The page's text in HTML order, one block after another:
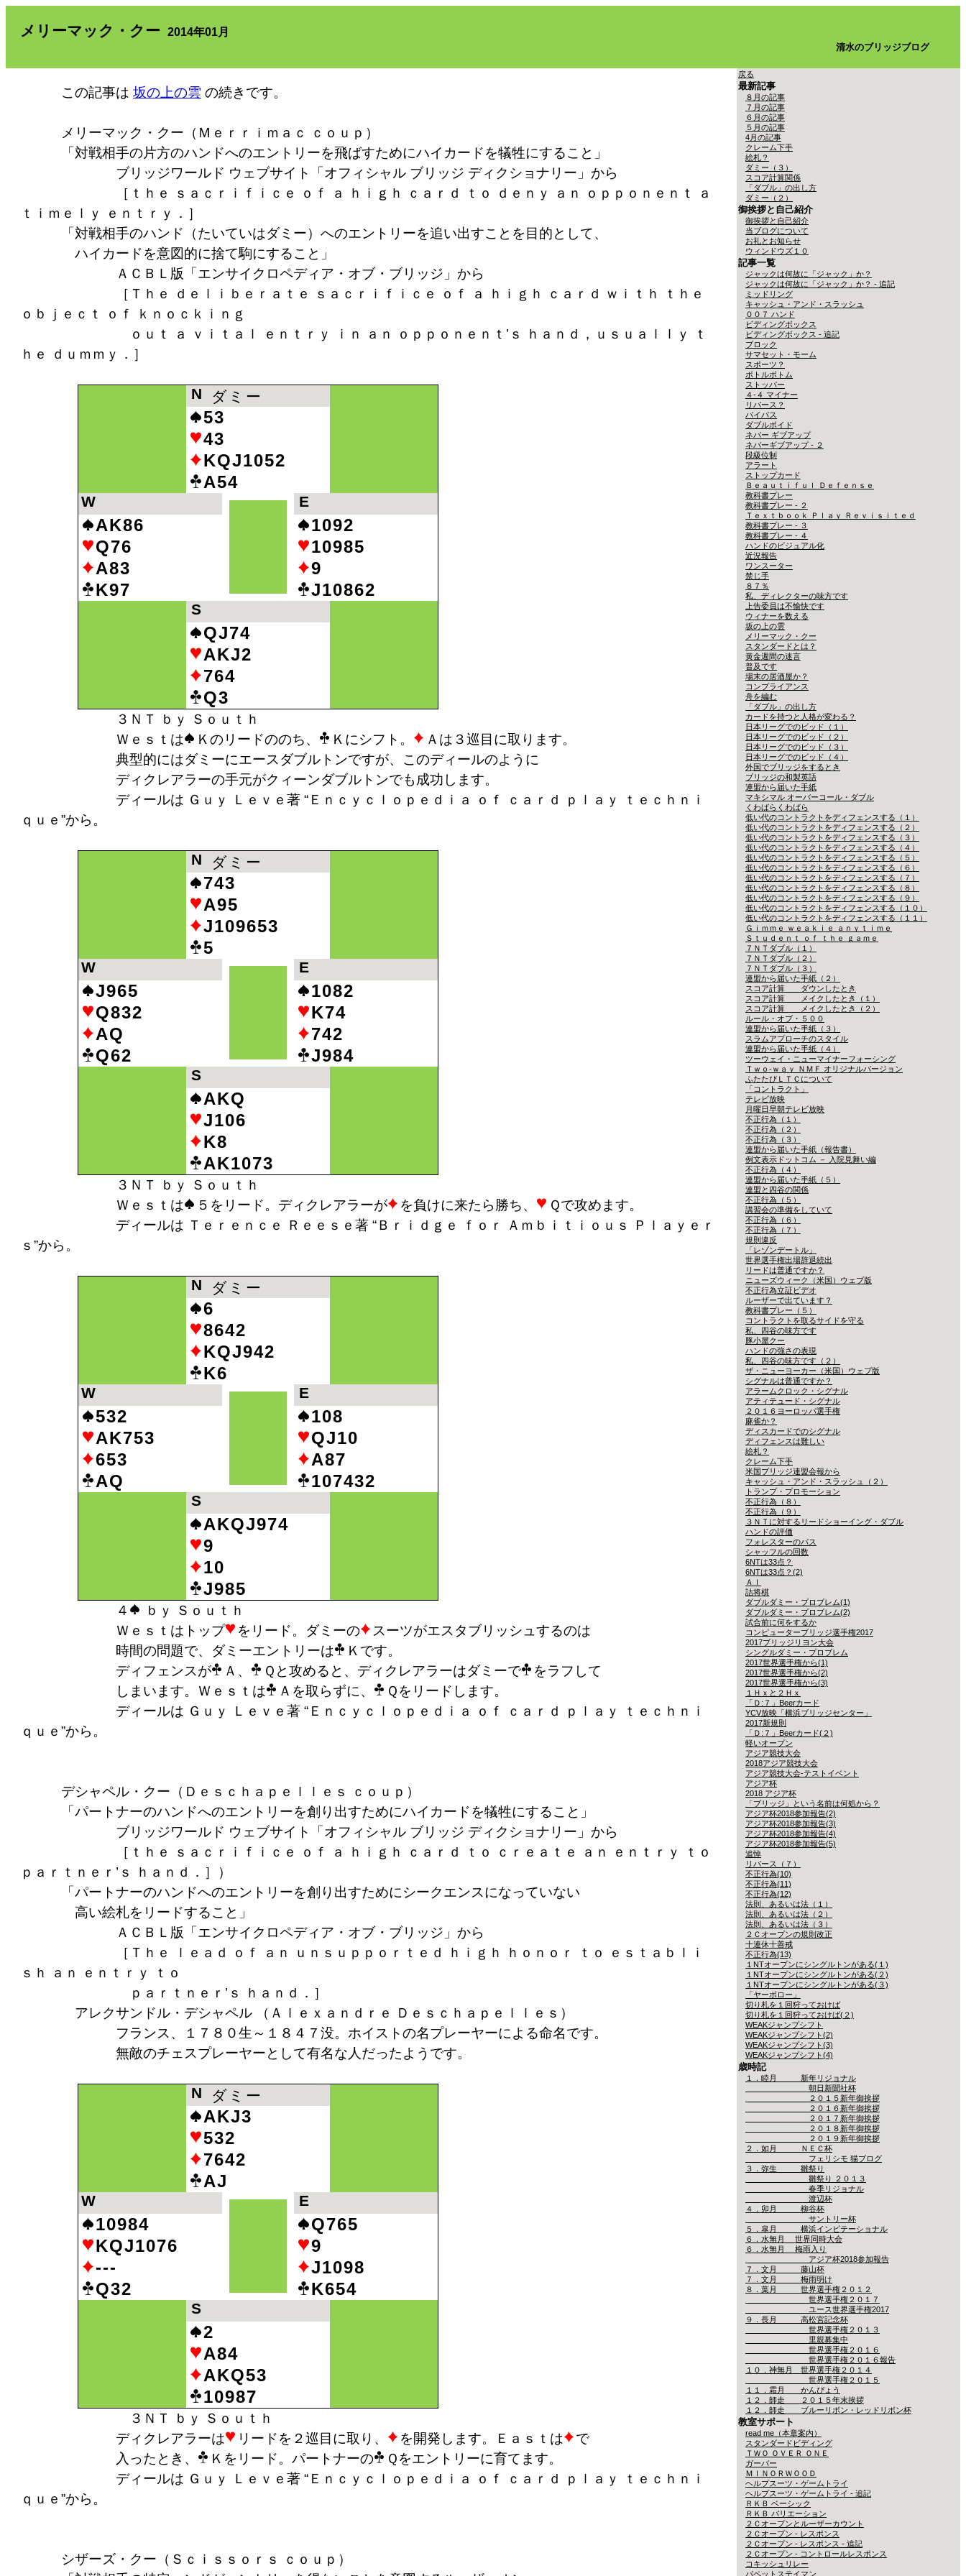
メリーマック・クー 2014年01月
清水のブリッジブログ
この記事は 坂の上の雲 の続きです。
メリーマック・クー（Ｍｅｒｒｉｍａｃ ｃｏｕｐ）
「対戦相手の片方のハンドへのエントリーを飛ばすためにハイカードを犠牲にすること」
ブリッジワールド ウェブサイト「オフィシャル ブリッジ ディクショナリー」から
［ｔｈｅ ｓａｃｒｉｆｉｃｅ ｏｆ ａ ｈｉｇｈ ｃａｒｄ ｔｏ ｄｅｎｙ ａｎ ｏｐｐｏｎｅｎｔ ａ
ｔｉｍｅｌｙ ｅｎｔｒｙ．］
「対戦相手のハンド（たいていはダミー）へのエントリーを追い出すことを目的として、
ハイカードを意図的に捨て駒にすること」
ＡＣＢＬ版「エンサイクロペディア・オブ・ブリッジ」から
［Ｔｈｅ ｄｅｌｉｂｅｒａｔｅ ｓａｃｒｉｆｉｃｅ ｏｆ ａ ｈｉｇｈ ｃａｒｄ ｗｉｔｈ ｔｈｅ
ｏｂｊｅｃｔ ｏｆ ｋｎｏｃｋｉｎｇ
ｏｕｔ ａ ｖｉｔａｌ ｅｎｔｒｙ ｉｎ ａｎ ｏｐｐｏｎｅｎｔ’ｓ ｈａｎｄ，ｕｓｕａｌｌｙ ｔ
ｈｅ ｄｕｍｍｙ．］
W
AK86
Q76
A83
K97
N ダミー
53
43
KQJ1052
A54
E
1092
10985
9
J10862
S
QJ74
AKJ2
764
Q3
３ＮＴ ｂｙ Ｓｏｕｔｈ
Ｗｅｓｔは
Ｋのリードののち、 Ｋにシフト。
Ａは３巡目に取ります。
典型的にはダミーにエースダブルトンですが、このディールのように
ディクレアラーの手元がクィーンダブルトンでも成功します。
ディールは Ｇｕｙ Ｌｅｖｅ著 “Ｅｎｃｙｃｌｏｐｅｄｉａ ｏｆ ｃａｒｄ ｐｌａｙ ｔｅｃｈｎｉ
ｑｕｅ”から。
W
J965
Q832
AQ
Q62
N ダミー
743
A95
J109653
5
E
1082
K74
742
J984
S
AKQ
J106
K8
AK1073
３ＮＴ ｂｙ Ｓｏｕｔｈ
Ｗｅｓｔは
５をリード。ディクレアラーが を負けに来たら勝ち、
Ｑで攻めます。
ディールは Ｔｅｒｅｎｃｅ Ｒｅｅｓｅ著 “Ｂｒｉｄｇｅ ｆｏｒ Ａｍｂｉｔｉｏｕｓ Ｐｌａｙｅｒ
ｓ”から。
W
532
AK753
653
AQ
N ダミー
6
8642
KQJ942
K6
E
108
QJ10
A87
107432
S
AKQJ974
9
10
J985
４
ｂｙ Ｓｏｕｔｈ
Ｗｅｓｔはトップ
をリード。ダミーの
スーツがエスタブリッシュするのは
時間の問題で、ダミーエントリーは
Ｋです。
ディフェンスが
Ａ、 Ｑと攻めると、ディクレアラーはダミーで
をラフして
しまいます。Ｗｅｓｔは
Ａを取らずに、
Ｑをリードします。
ディールは Ｇｕｙ Ｌｅｖｅ著 “Ｅｎｃｙｃｌｏｐｅｄｉａ ｏｆ ｃａｒｄ ｐｌａｙ ｔｅｃｈｎｉ
ｑｕｅ”から。
デシャペル・クー（Ｄｅｓｃｈａｐｅｌｌｅｓ ｃｏｕｐ）
「パートナーのハンドへのエントリーを創り出すためにハイカードを犠牲にすること」
ブリッジワールド ウェブサイト「オフィシャル ブリッジ ディクショナリー」から
［ｔｈｅ ｓａｃｒｉｆｉｃｅ ｏｆ ａ ｈｉｇｈ ｃａｒｄ ｔｏ ｃｒｅａｔｅ ａｎ ｅｎｔｒｙ ｔｏ
ｐａｒｔｎｅｒ’ｓ ｈａｎｄ．］）
「パートナーのハンドへのエントリーを創り出すためにシークエンスになっていない
高い絵札をリードすること」
ＡＣＢＬ版「エンサイクロペディア・オブ・ブリッジ」から
［Ｔｈｅ ｌｅａｄ ｏｆ ａｎ ｕｎｓｕｐｐｏｒｔｅｄ ｈｉｇｈ ｈｏｎｏｒ ｔｏ ｅｓｔａｂｌｉ
ｓｈ ａｎ ｅｎｔｒｙ ｔｏ
ｐａｒｔｎｅｒ’ｓ ｈａｎｄ．］
アレクサンドル・デシャペル （Ａｌｅｘａｎｄｒｅ Ｄｅｓｃｈａｐｅｌｌｅｓ）
フランス、１７８０生～１８４７没。ホイストの名プレーヤーによる命名です。
無敵のチェスプレーヤーとして有名な人だったようです。
W
10984
KQJ1076
---
Q32
N ダミー
AKJ3
532
7642
AJ
E
Q765
9
J1098
K654
S
2
A84
AKQ53
10987
３ＮＴ ｂｙ Ｓｏｕｔｈ
ディクレアラーは
リードを２巡目に取り、 を開発します。Ｅａｓｔは
で
入ったとき、
Ｋをリード。パートナーの
Ｑをエントリーに育てます。
ディールは Ｇｕｙ Ｌｅｖｅ著 “Ｅｎｃｙｃｌｏｐｅｄｉａ ｏｆ ｃａｒｄ ｐｌａｙ ｔｅｃｈｎｉ
ｑｕｅ”から。
シザーズ・クー（Ｓｃｉｓｓｏｒｓ ｃｏｕｐ）
戻る
最新記事
８月の記事
７月の記事
６月の記事
５月の記事
4月の記事
クレーム下手
絵札？
ダミー（３）
スコア計算関係
「ダブル」の出し方
ダミー（２）
御挨拶と自己紹介
御挨拶と自己紹介
当ブログについて
お礼とお知らせ
ウィンドウズ１０
記事一覧
ジャックは何故に「ジャック」か？
ジャックは何故に「ジャック」か？ - 追記
ミッドリング
キャッシュ・アンド・スラッシュ
００７ ハンド
ビディングボックス
ビディングボックス - 追記
ブロック
サマセット・モーム
スポーツ？
ボトルボトム
ストッパー
４-４ マイナー
リバース？
バイパス
ダブルボイド
ネバー ギブアップ
ネバーギブアップ - ２
段級位制
アラート
ストップカード
Ｂｅａｕｔｉｆｕｌ Ｄｅｆｅｎｓｅ
教科書プレー
教科書プレー - ２
Ｔｅｘｔｂｏｏｋ Ｐｌａｙ Ｒｅｖｉｓｉｔｅｄ
教科書プレー - ３
教科書プレー - ４
ハンドのビジュアル化
近況報告
ワンスーター
禁じ手
８７％
私、ディレクターの味方です
上告委員は不愉快です
ウィナーを数える
坂の上の雲
メリーマック・クー
スタンダードとは？
黄金週間の迷言
普及です
場末の居酒屋か？
コンプライアンス
舟を編む
「ダブル」の出し方
カードを持つと人格が変わる？
日本リーグでのビッド（１）
日本リーグでのビッド（２）
日本リーグでのビッド（３）
日本リーグでのビッド（４）
外国でブリッジをするとき
ブリッジの和製英語
連盟から届いた手紙
マキシマル オーバーコール・ダブル
くわばらくわばら
低い代のコントラクトをディフェンスする（１）
低い代のコントラクトをディフェンスする（２）
低い代のコントラクトをディフェンスする（３）
低い代のコントラクトをディフェンスする（４）
低い代のコントラクトをディフェンスする（５）
低い代のコントラクトをディフェンスする（６）
低い代のコントラクトをディフェンスする（７）
低い代のコントラクトをディフェンスする（８）
低い代のコントラクトをディフェンスする（９）
低い代のコントラクトをディフェンスする（１０）
低い代のコントラクトをディフェンスする（１１）
Ｇｉｍｍｅ ｗｅａｋｉｅ ａｎｙｔｉｍｅ
Ｓｔｕｄｅｎｔ ｏｆ ｔｈｅ ｇａｍｅ
７ＮＴダブル（１）
７ＮＴダブル（２）
７ＮＴダブル（３）
連盟から届いた手紙（２）
スコア計算 ダウンしたとき
スコア計算 メイクしたとき（１）
スコア計算 メイクしたとき（２）
ルール・オブ・５００
連盟から届いた手紙（３）
スラムアプローチのスタイル
連盟から届いた手紙（４）
ツーウェイ・ニューマイナーフォーシング
Ｔｗｏ-ｗａｙ ＮＭＦ オリジナルバージョン
ふたたびＬＴＣについて
「コントラクト」
テレビ放映
月曜日早朝テレビ放映
不正行為（１）
不正行為（２）
不正行為（３）
連盟から届いた手紙（報告書）
例文表示ドットコム － 入院見舞い編
不正行為（４）
連盟から届いた手紙（５）
連盟と四谷の関係
不正行為（５）
講習会の準備をしていて
不正行為（６）
不正行為（７）
規則違反
「レゾンデートル」
世界選手権出場辞退続出
リードは普通ですか？
ニューズウィーク（米国）ウェブ版
不正行為立証ビデオ
ルーザーで出ています？
教科書プレー（５）
コントラクトを取るサイドを守る
私、四谷の味方です
豚小屋クー
ハンドの強さの表現
私、四谷の味方です（２）
ザ・ニューヨーカー（米国）ウェブ版
シグナルは普通ですか？
アラームクロック・シグナル
アティテュード・シグナル
２０１６ヨーロッパ選手権
麻雀か？
ディスカードでのシグナル
ディフェンスは難しい
絵札？
クレーム下手
米国ブリッジ連盟会報から
キャッシュ・アンド・スラッシュ（２）
トランプ・プロモーション
不正行為（８）
不正行為（９）
３ＮＴに対するリードショーイング・ダブル
ハンドの評価
フォレスターのパス
シャッフルの回数
6NTは33点？
6NTは33点？(2)
ＡＩ
詰将棋
ダブルダミー・プロブレム(1)
ダブルダミー・プロブレム(2)
試合前に何をするか
コンピューターブリッジ選手権2017
2017ブリッジリヨン大会
シングルダミー・プロブレム
2017世界選手権から(1)
2017世界選手権から(2)
2017世界選手権から(3)
１Ｈｘと２Ｈｘ
「Ｄ:７」Beerカード
YCV放映「横浜ブリッジセンター」
2017新規則
「Ｄ:７」Beerカード(２)
軽いオープン
アジア競技大会
2018アジア競技大会
アジア競技大会-テストイベント
アジア杯
2018 アジア杯
「ブリッジ」という名前は何処から？
アジア杯2018参加報告(2)
アジア杯2018参加報告(3)
アジア杯2018参加報告(4)
アジア杯2018参加報告(5)
追悼
リバース（７）
不正行為(10)
不正行為(11)
不正行為(12)
法則、あるいは法（１）
法則、あるいは法（２）
法則、あるいは法（３）
２Ｃオープンの規則改正
十連休十善戒
不正行為(13)
１NTオープンにシングルトンがある(１)
１NTオープンにシングルトンがある(２)
１NTオープンにシングルトンがある(３)
「ヤーボロー」
切り札を１回狩っておけば
切り札を１回狩っておけば(２)
WEAKジャンプシフト
WEAKジャンプシフト(2)
WEAKジャンプシフト(3)
WEAKジャンプシフト(4)
歳時記
１．睦月 新年リジョナル
朝日新聞社杯
２０１５新年御挨拶
２０１６新年御挨拶
２０１７新年御挨拶
２０１８新年御挨拶
２０１９新年御挨拶
２．如月 ＮＥＣ杯
フェリシモ 猫ブログ
３．弥生 雛祭り
雛祭り ２０１３
春季リジョナル
渡辺杯
４．卯月 柳谷杯
サントリー杯
５．皐月 横浜インビテーショナル
６．水無月 世界同時大会
６．水無月 梅雨入り
アジア杯2018参加報告
７．文月 藤山杯
７．文月 梅雨明け
８．葉月 世界選手権２０１２
世界選手権２０１７
ユース世界選手権2017
９．長月 高松宮記念杯
世界選手権２０１３
里親募集中
世界選手権２０１６
世界選手権２０１６報告
１０．神無月 世界選手権２０１４
世界選手権２０１５
１１．霜月 かんぴょう
１２．師走 ２０１５年末挨拶
１２．師走 ブルーリボン・レッドリボン杯
教室サポート
read me（本章案内）
スタンダードビディング
ＴＷＯ ＯＶＥＲ ＯＮＥ
ガーバー
ＭＩＮＯＲＷＯＯＤ
ヘルプスーツ・ゲームトライ
ヘルプスーツ・ゲームトライ - 追記
ＲＫＢ ベーシック
ＲＫＢ バリエーション
２Ｃオープンとルーザーカウント
２Ｃオープン - レスポンス
２Ｃオープン - レスポンス - 追記
２Ｃオープン - コントロールレスポンス
コキッシュリレー
パペットステイマン